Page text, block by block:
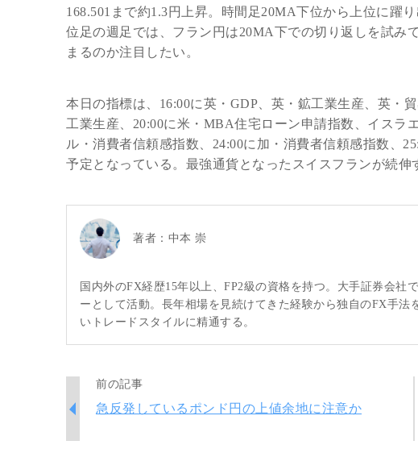
168.501まで約1.3円上昇。時間足20MA下位から上位に躍
位足の週足では、フラン円は20MA下での切り返しを試み
まるのか注目したい。
本日の指標は、16:00に英・GDP、英・鉱工業生産、英・
工業生産、20:00に米・MBA住宅ローン申請指数、イスラ
ル・消費者信頼感指数、24:00に加・消費者信頼感指数、
予定となっている。最強通貨となったスイスフランが続伸
著者： 中本 崇
国内外のFX経歴15年以上、FP2級の資格を持つ。大手証券会
ーとして活動。長年相場を見続けてきた経験から独自のFX手
いトレードスタイルに精通する。
前の記事
急反発しているポンド円の上値余地に注意か